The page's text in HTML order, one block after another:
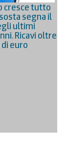
cresce tutto
segna il
ultimi
Ricavi oltre
euro